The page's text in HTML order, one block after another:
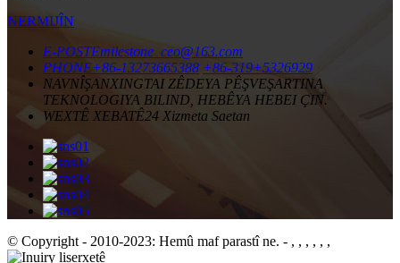
NERMIJÎN
E-POSTEmilestone_ceo@163.com
PHONE+86-13273665388 +86-319+5326929
NAVNÎŞANXINGTAI ZÊDEYA PÊŞVEŞARTINA
TEKNOLOGIYA BILIND, HEBÊYA HEBEI ÇIN.
WEXTÊ XEBATÊ24 Xizmeta Saetan
© Copyright - 2010-2023: Hemû maf parastî ne. - , , , , , ,